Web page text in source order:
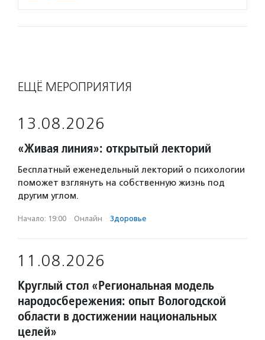
ЕЩЁ МЕРОПРИЯТИЯ
13.08.2026
«Живая линия»: открытый лекторий
Бесплатный еженедельный лекторий о психологии
поможет взглянуть на собственную жизнь под
другим углом.
Начало: 19:00 · Онлайн · Здоровье
11.08.2026
Круглый стол «Региональная модель
народосбережения: опыт Вологодской
области в достижении национальных
целей»